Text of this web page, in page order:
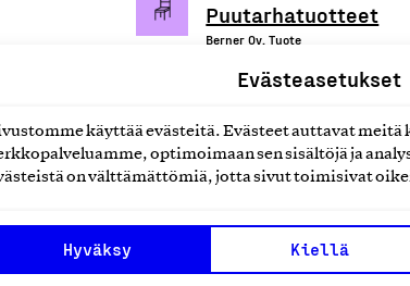
Evästeasetukset
käyttää evästeitä. Evästeet auttavat meitä
optimoimaan sen sisältöjä ja
on välttämättömiä, jotta sivut toimisivat
Hyväksy Kiellä
Puutarhatuotteet
Berner Oy, Tuote
tuotteet tai